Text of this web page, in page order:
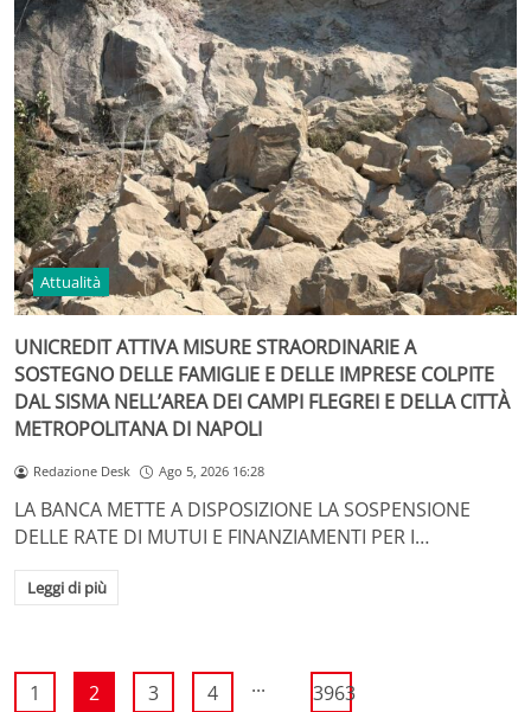
Attualità
UNICREDIT ATTIVA MISURE STRAORDINARIE A
SOSTEGNO DELLE FAMIGLIE E DELLE IMPRESE COLPITE
DAL SISMA NELL’AREA DEI CAMPI FLEGREI E DELLA CITTÀ
METROPOLITANA DI NAPOLI
Redazione Desk Ago 5, 2026 16:28
LA BANCA METTE A DISPOSIZIONE LA SOSPENSIONE
DELLE RATE DI MUTUI E FINANZIAMENTI PER I…
Leggi di più
1 2 3 4 ... 3963